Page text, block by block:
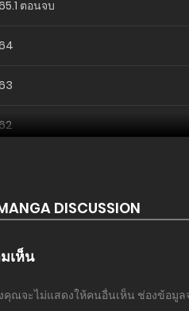
ตอนจบ
DISCUSSION
เห็น
คุณจะไม่แสดงให้คนอื่นเห็น ช่องข้อมูล